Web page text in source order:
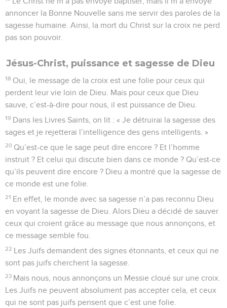
annoncer la Bonne Nouvelle sans me servir des paroles de la
sagesse humaine. Ainsi, la mort du Christ sur la croix ne perd
pas son pouvoir.
Jésus-Christ, puissance et sagesse de Dieu
18 Oui, le message de la croix est une folie pour ceux qui
perdent leur vie loin de Dieu. Mais pour ceux que Dieu
sauve, c’est-à-dire pour nous, il est puissance de Dieu.
19 Dans les Livres Saints, on lit : « Je détruirai la sagesse des
sages et je rejetterai l’intelligence des gens intelligents. »
20 Qu’est-ce que le sage peut dire encore ? Et l’homme
instruit ? Et celui qui discute bien dans ce monde ? Qu’est-ce
qu’ils peuvent dire encore ? Dieu a montré que la sagesse de
ce monde est une folie.
21 En effet, le monde avec sa sagesse n’a pas reconnu Dieu
en voyant la sagesse de Dieu. Alors Dieu a décidé de sauver
ceux qui croient grâce au message que nous annonçons, et
ce message semble fou.
22 Les Juifs demandent des signes étonnants, et ceux qui ne
sont pas juifs cherchent la sagesse.
23 Mais nous, nous annonçons un Messie cloué sur une croix.
Les Juifs ne peuvent absolument pas accepter cela, et ceux
qui ne sont pas juifs pensent que c’est une folie.